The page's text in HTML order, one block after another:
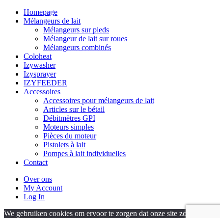
Homepage
Mélangeurs de lait
Mélangeurs sur pieds
Mélangeur de lait sur roues
Mélangeurs combinés
Coloheat
Izywasher
Izysprayer
IZYFEEDER
Accessoires
Accessoires pour mélangeurs de lait
Articles sur le bétail
Débitmètres GPI
Moteurs simples
Pièces du moteur
Pistolets à lait
Pompes à lait individuelles
Contact
Over ons
My Account
Log In
We gebruiken cookies om ervoor te zorgen dat onze site zo soepel